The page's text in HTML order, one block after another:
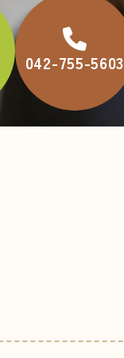
042-755-5603